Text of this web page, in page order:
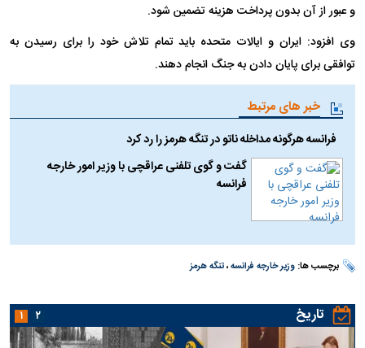
و عبور از آن بدون پرداخت هزینه تضمین شود.
وی افزود: ایران و ایالات متحده باید تمام تلاش خود را برای رسیدن به
توافقی برای پایان دادن به جنگ انجام دهند.
خبر های مرتبط
فرانسه هرگونه مداخله ناتو در تنگه هرمز را رد کرد
گفت و گوی تلفنی عراقچی با وزیر امور خارجه
فرانسه
برچسب ها:وزیر خارجه فرانسه،تنگه هرمز
تاریخ ۱ ۲